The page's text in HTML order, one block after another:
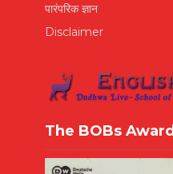
पारंपरिक ज्ञान
Disclaimer
The BOBs Award